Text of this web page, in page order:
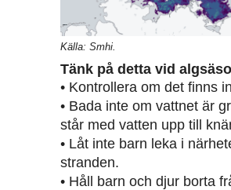
Källa: Smhi.
Tänk på detta vid
• Kontrollera om det finns
• Bada inte om vattnet är
står med vatten upp till
• Låt inte barn leka i
stranden.
• Håll barn och djur borta